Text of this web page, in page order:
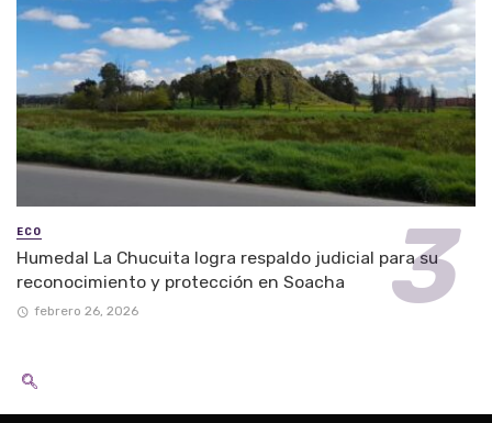
ECO
Humedal La Chucuita logra respaldo judicial para su
reconocimiento y protección en Soacha
febrero 26, 2026